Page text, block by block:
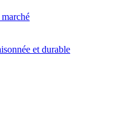
et durable